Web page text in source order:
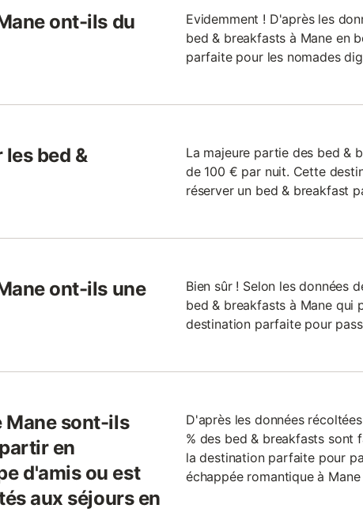
ont-ils du
Evidemment ! D'après les
bed & breakfasts à Mane en
parfaite pour les nomades
bed &
La majeure partie des bed &
de 100 € par nuit. Cette
réserver un bed & breakfast
ont-ils une
Bien sûr ! Selon les données
bed & breakfasts à Mane qui
destination parfaite pour
Mane sont-ils
en
d'amis ou est
aux séjours en
D'après les données
% des bed & breakfasts sont
la destination parfaite pour
échappée romantique à